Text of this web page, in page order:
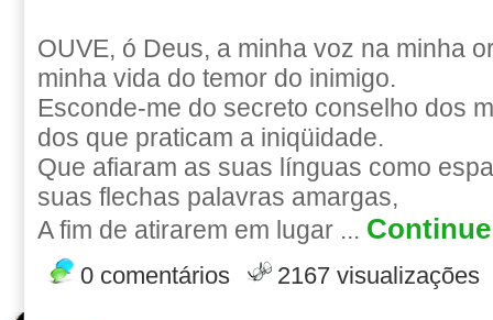
OUVE, ó Deus, a minha voz na minha
minha vida do temor do inimigo.
Esconde-me do secreto conselho dos
dos que praticam a iniqüidade.
Que afiaram as suas línguas como
suas flechas palavras amargas,
A fim de atirarem em lugar ...
0 comentários 2167 visualizações